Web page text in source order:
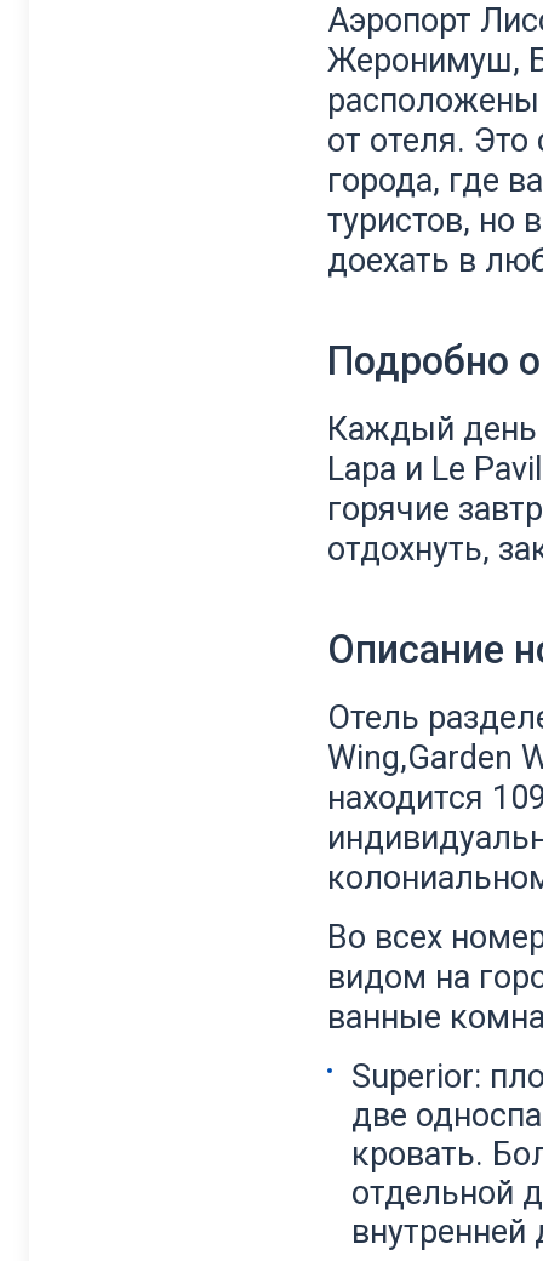
Аэропорт
Жеронимуш,
расположены
от отеля.
города, где
туристов, но
доехать в
Подробно
Каждый день
Lapa и Le
горячие
отдохнуть,
Описание
Отель
Wing,Garden
находится
Во всех
видом на
ванные
Superior:
две
кровать.
отдельной